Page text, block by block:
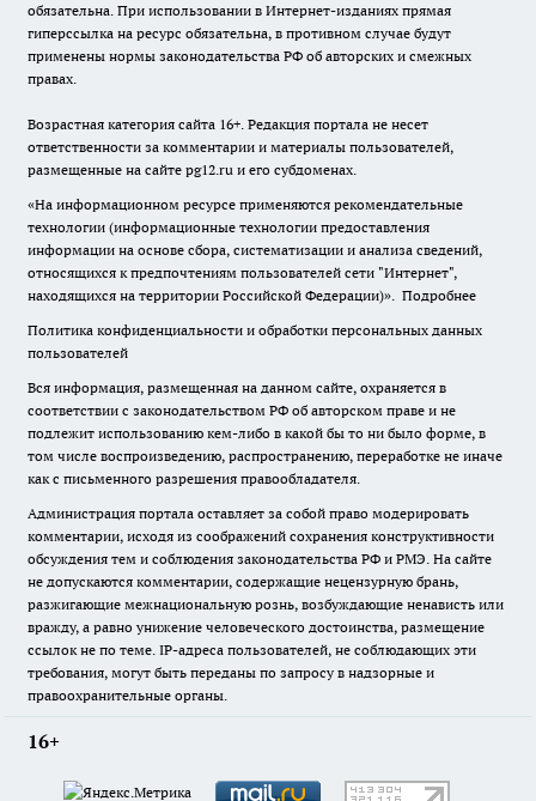
обязательна. При использовании в Интернет-изданиях прямая
гиперссылка на ресурс обязательна, в противном случае будут
применены нормы законодательства РФ об авторских и смежных
правах.
Возрастная категория сайта 16+. Редакция портала не несет
ответственности за комментарии и материалы пользователей,
размещенные на сайте pg12.ru и его субдоменах.
«На информационном ресурсе применяются рекомендательные
технологии (информационные технологии предоставления
информации на основе сбора, систематизации и анализа сведений,
относящихся к предпочтениям пользователей сети "Интернет",
находящихся на территории Российской Федерации)». Подробнее
Политика конфиденциальности и обработки персональных данных
пользователей
Вся информация, размещенная на данном сайте, охраняется в
соответствии с законодательством РФ об авторском праве и не
подлежит использованию кем-либо в какой бы то ни было форме, в
том числе воспроизведению, распространению, переработке не иначе
как с письменного разрешения правообладателя.
Администрация портала оставляет за собой право модерировать
комментарии, исходя из соображений сохранения конструктивности
обсуждения тем и соблюдения законодательства РФ и РМЭ. На сайте
не допускаются комментарии, содержащие нецензурную брань,
разжигающие межнациональную рознь, возбуждающие ненависть или
вражду, а равно унижение человеческого достоинства, размещение
ссылок не по теме. IP-адреса пользователей, не соблюдающих эти
требования, могут быть переданы по запросу в надзорные и
правоохранительные органы.
16+